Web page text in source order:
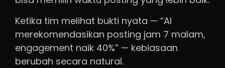
Ketika tim melihat bukti nyata — “AI
merekomendasikan posting jam 7 malam,
engagement naik 40%” — kebiasaan
berubah secara natural.